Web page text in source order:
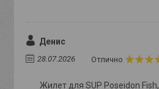
Денис
28.07.2026 Отлично
Жилет для SUP Poseidon Fish,